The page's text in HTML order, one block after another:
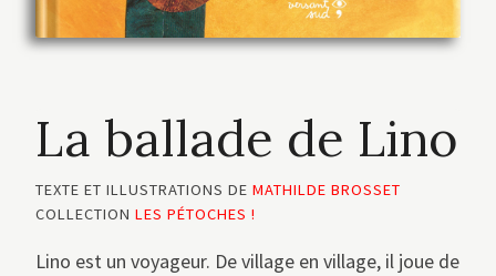
La ballade de Lino
TEXTE ET ILLUSTRATIONS DE MATHILDE BROSSET
COLLECTION LES PÉTOCHES !
Lino est un voyageur. De village en village, il joue de